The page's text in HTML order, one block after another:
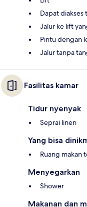
Dapat diakses
Jalur ke lift
Pintu dengan
Jalur tanpa
Fasilitas kamar
Tidur nyenyak
Seprai linen
Yang bisa
Ruang makan
Menyegarkan
Shower
Makanan dan